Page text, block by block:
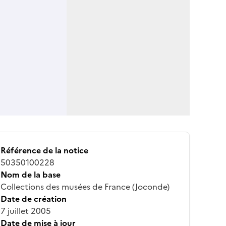
Référence de la notice
50350100228
Nom de la base
Collections des musées de France (Joconde)
Date de création
7 juillet 2005
Date de mise à jour